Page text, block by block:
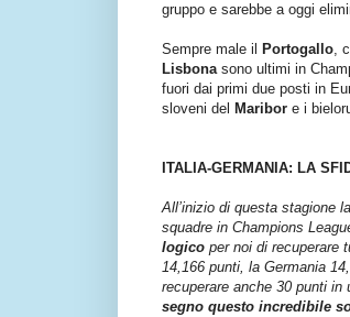
gruppo e sarebbe a oggi
Sempre male il Portogallo,
Lisbonasono ultimi in
fuori dai primi due posti in
sloveni del Maribor e i
ITALIA-GERMANIA: LA
All’inizio di questa stagione
squadre in Champions
logico per noi di recuperare
14,166 punti, la Germania
recuperare anche 30 punti in
segno questo incredibile